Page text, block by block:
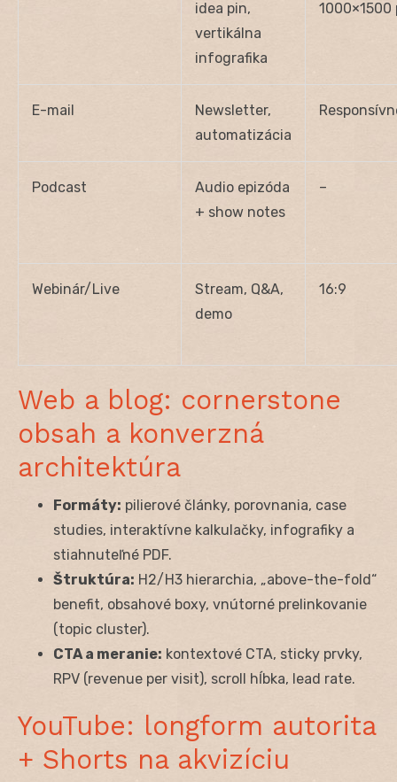
idea pin,
vertikálna
infografika
1000×1500
E-mail
Newsletter,
automatizácia
Podcast
Audio epizóda
+ show notes
–
Webinár/Live
Stream, Q&A,
demo
16:9
Web a blog: cornerstone
obsah a konverzná
architektúra
Formáty: pilierové články, porovnania, case
studies, interaktívne kalkulačky, infografiky a
stiahnuteľné PDF.
Štruktúra: H2/H3 hierarchia, „above-the-fold“
benefit, obsahové boxy, vnútorné prelinkovanie
(topic cluster).
CTA a meranie: kontextové CTA, sticky prvky,
RPV (revenue per visit), scroll hĺbka, lead rate.
YouTube: longform autorita
+ Shorts na akvizíciu